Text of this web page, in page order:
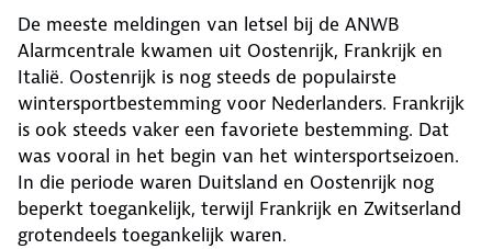
De meeste meldingen van letsel bij de ANWB
Alarmcentrale kwamen uit Oostenrijk, Frankrijk en
Italië. Oostenrijk is nog steeds de populairste
wintersportbestemming voor Nederlanders. Frankrijk
is ook steeds vaker een favoriete bestemming. Dat
was vooral in het begin van het wintersportseizoen.
In die periode waren Duitsland en Oostenrijk nog
beperkt toegankelijk, terwijl Frankrijk en Zwitserland
grotendeels toegankelijk waren.